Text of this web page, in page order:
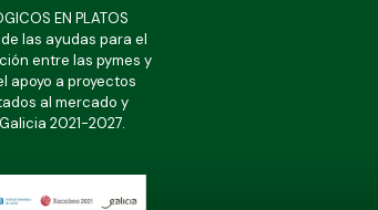
EN PLATOS
de las ayudas para el
entre las pymes y
apoyo a proyectos
al mercado y
2021-2027.